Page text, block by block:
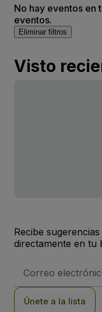
No hay eventos en
eventos.
Eliminar filtros
Visto
Recibe
directamente en tu
de
Únete a la lista